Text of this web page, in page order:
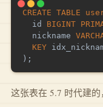
CREATE TABLE
  id
BIGINT
  nickname
KEY
) ;
这张表在 5.7 时代建的